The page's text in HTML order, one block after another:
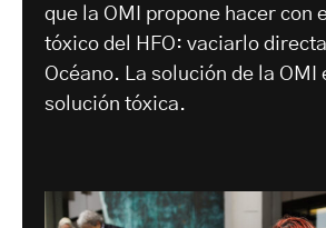
que la OMI propone hacer con
tóxico del HFO: vaciarlo
Océano. La solución de la OMI
solución tóxica.